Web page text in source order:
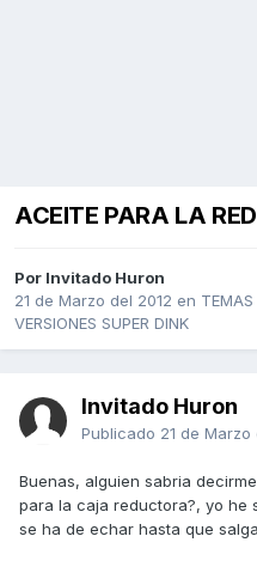
ACEITE PARA LA
Por Invitado Huron
21 de Marzo del 2012 en
VERSIONES SUPER DINK
Invitado Huron
Publicado 21 de Marzo
Buenas, alguien sabria
para la caja reductora?, yo he
se ha de echar hasta que